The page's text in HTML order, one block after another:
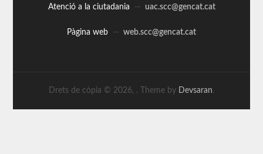
Atenció a la ciutadania -- uac.scc@gencat.cat
Pàgina web -- web.scc@gencat.cat
Drets de còpia © 2026, . Theme by Devsaran.